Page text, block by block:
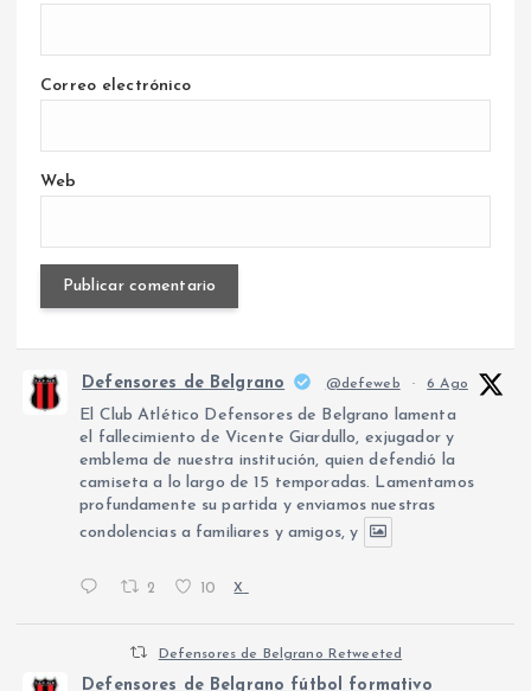
Correo electrónico
Web
Defensores de Belgrano @defeweb · 6 Ago
El Club Atlético Defensores de Belgrano lamenta
el fallecimiento de Vicente Giardullo, exjugador y
emblema de nuestra institución, quien defendió la
camiseta a lo largo de 15 temporadas. Lamentamos
profundamente su partida y enviamos nuestras
condolencias a familiares y amigos, y
2 10 X
Defensores de Belgrano Retweeted
Defensores de Belgrano fútbol formativo